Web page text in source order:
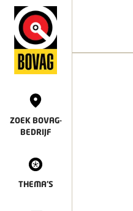
ZOEK BOVAG-
BEDRIJF
THEMA'S